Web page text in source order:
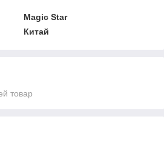
Magic Star
Китай
товар